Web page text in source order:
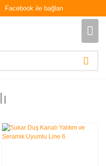
Facebook ile bağlan